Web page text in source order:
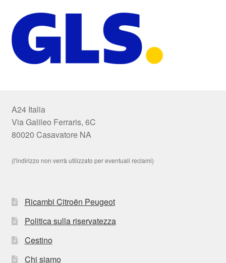
A24 Italia
Via Galileo Ferraris, 6C
80020 Casavatore NA
(l'indirizzo non verrà utilizzato per eventuali reclami)
Ricambi Citroën Peugeot
Politica sulla riservatezza
Cestino
Chi siamo